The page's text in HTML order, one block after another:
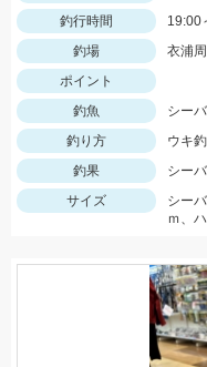
釣行時間
19:00
釣場
衣浦
ポイント
釣魚
シー
釣り方
ウキ
釣果
シー
サイズ
シー
ｍ、